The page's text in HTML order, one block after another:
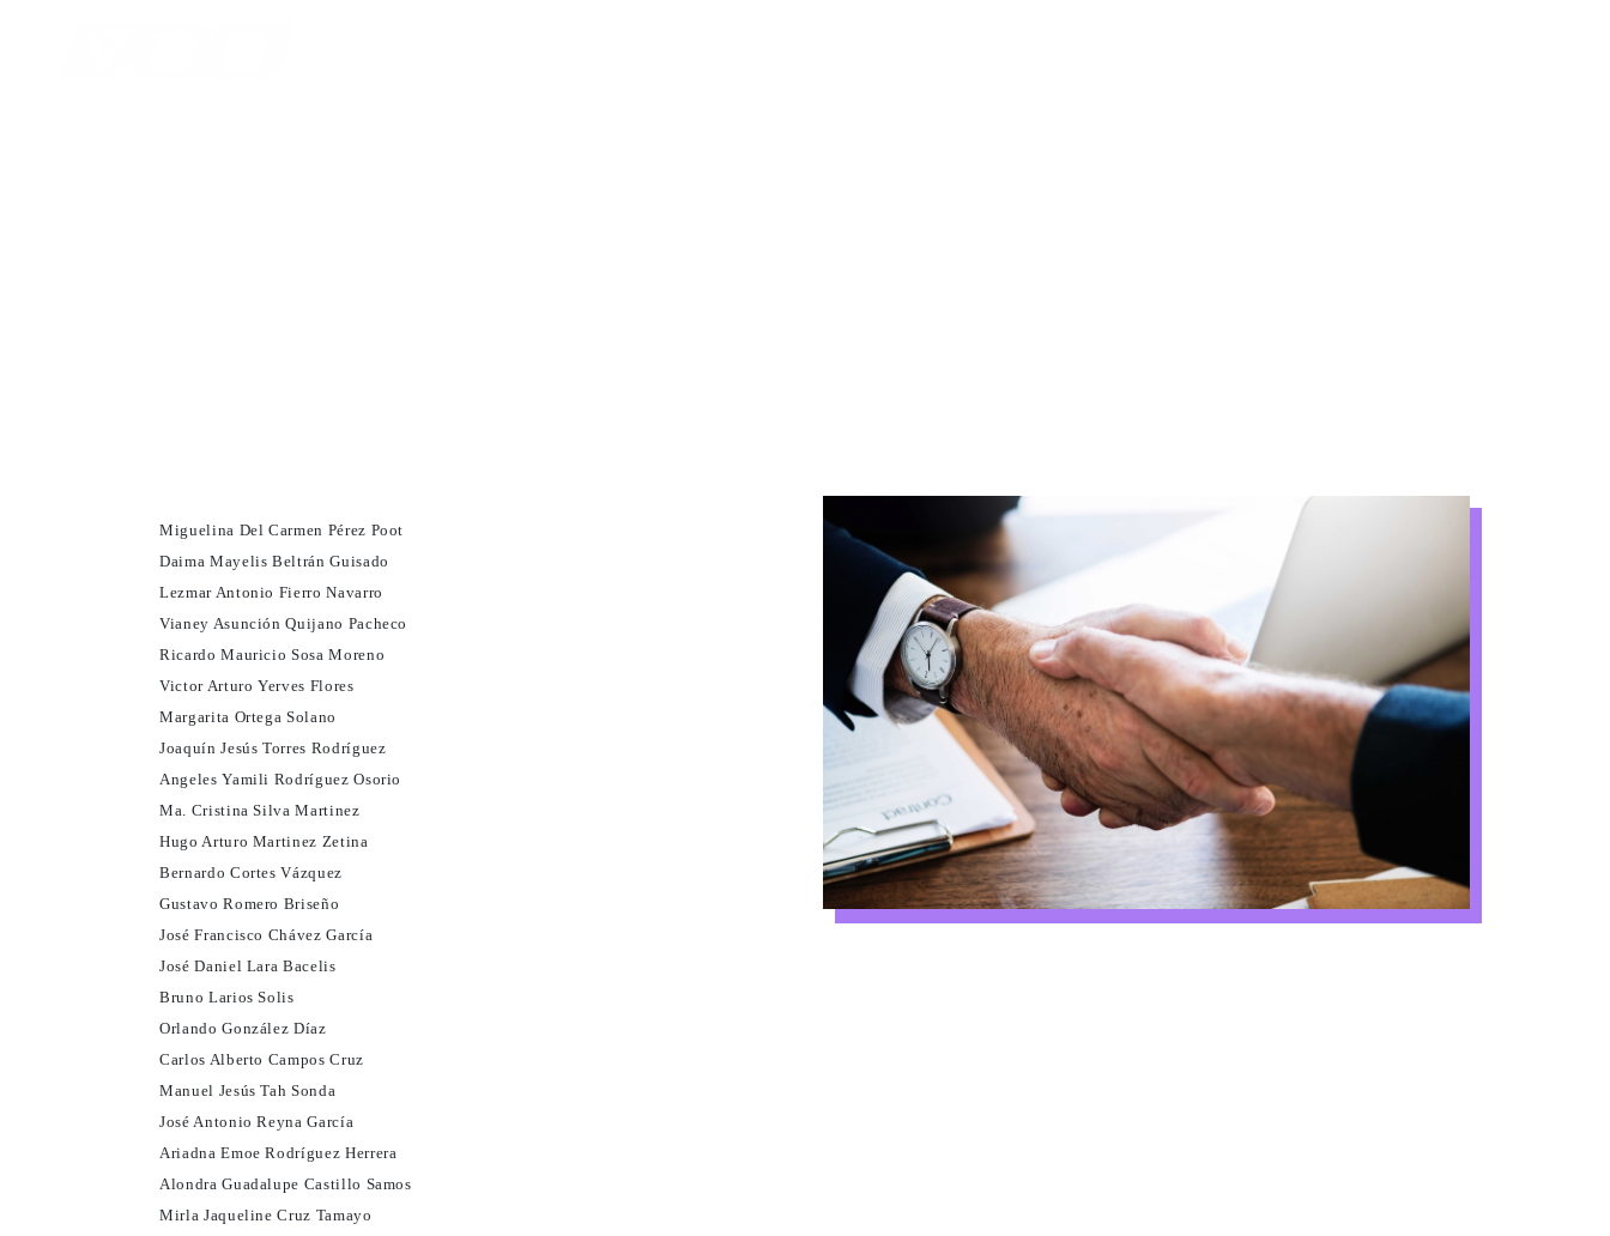
Miguelina Del Carmen Pérez Poot
Daima Mayelis Beltrán Guisado
Lezmar Antonio Fierro Navarro
Vianey Asunción Quijano Pacheco
Ricardo Mauricio Sosa Moreno
Victor Arturo Yerves Flores
Margarita Ortega Solano
Joaquín Jesús Torres Rodríguez
Angeles Yamili Rodríguez Osorio
Ma. Cristina Silva Martinez
Hugo Arturo Martinez Zetina
Bernardo Cortes Vázquez
Gustavo Romero Briseño
José Francisco Chávez García
José Daniel Lara Bacelis
Bruno Larios Solis
Orlando González Díaz
Carlos Alberto Campos Cruz
Manuel Jesús Tah Sonda
José Antonio Reyna García
Ariadna Emoe Rodríguez Herrera
Alondra Guadalupe Castillo Samos
Mirla Jaqueline Cruz Tamayo